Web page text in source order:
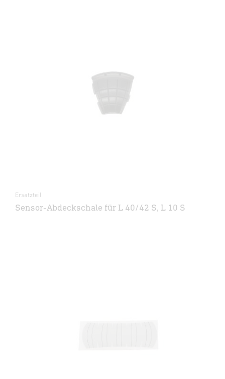
Ersatzteil
Sensor-Abdeckschale für L 40/42 S, L 10 S